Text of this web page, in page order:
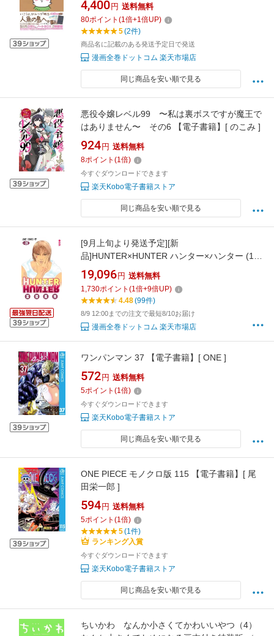
4,400 円 送料無料
80ポイント (1倍+1倍UP)
5(2件)
商品名に記載のある発送予定日で発送
漫画全巻ドットコム 楽天市場店
同じ商品を安い順で見る
悪役令嬢レベル99 〜私は裏ボスですが魔王で
はありません〜 その6 【電子書籍】[ のこみ ]
924 円 送料無料
8ポイント (1倍)
今すぐダウンロードできます
楽天Kobo電子書籍ストア
同じ商品を安い順で見る
[9月上旬より発送予定][新
品]HUNTER×HUNTER ハンター×ハンター (1-
39巻 最新刊) 全巻セット [入荷予約]
19,096 円 送料無料
1,730ポイント (1倍+9倍UP)
4.48(99件)
8/9 12:00までの注文で最短8/10お届け
漫画全巻ドットコム 楽天市場店
ワンパンマン 37 【電子書籍】[ ONE ]
572 円 送料無料
5ポイント (1倍)
今すぐダウンロードできます
楽天Kobo電子書籍ストア
同じ商品を安い順で見る
ONE PIECE モノクロ版 115 【電子書籍】[ 尾
田栄一郎 ]
594 円 送料無料
5ポイント (1倍)
5(1件)
ランキング入賞
今すぐダウンロードできます
楽天Kobo電子書籍ストア
同じ商品を安い順で見る
ちいかわ なんか小さくてかわいいやつ（4）